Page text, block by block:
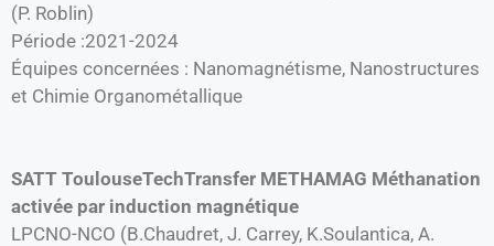
(P. Roblin)
Période :2021-2024
Équipes concernées : Nanomagnétisme, Nanostructures
et Chimie Organométallique
SATT ToulouseTechTransfer METHAMAG Méthanation
activée par induction magnétique
LPCNO-NCO (B.Chaudret, J. Carrey, K.Soulantica, A.